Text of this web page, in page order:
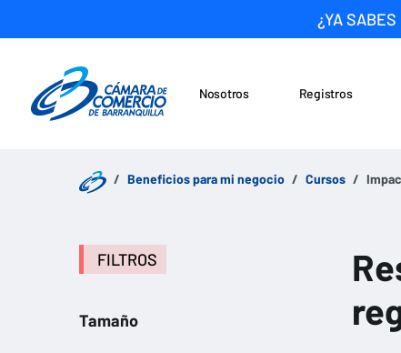
¿YA
Nosotros Registros
Beneficios para mi negocio Cursos
FILTROS
Tamaño